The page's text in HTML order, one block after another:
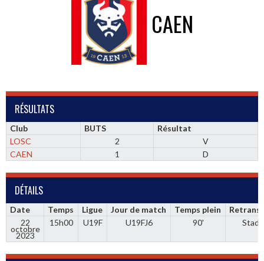
CAEN
RÉSULTATS
Club BUTS
Résultat
LOSC
2
V
CAEN
1 D
DÉTAILS
Date Temps Ligue Jour de match Temps plein
22
octobre
2023
15h00 U19F U19FJ6 90'